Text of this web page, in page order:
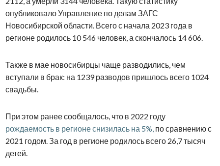
опубликовало Управление по делам ЗАГС
Новосибирской области. Всего с начала 2023 года в
регионе родилось 10 546 человек, а скончалось 14 606.
Также в мае новосибирцы чаще разводились, чем
вступали в брак: на 1239 разводов пришлось всего 1024
свадьбы.
При этом ранее сообщалось, что в 2022 году
рождаемость в регионе снизилась на 5%, по сравнению с
2021 годом.За год в регионе родилось всего 26,7 тысяч
детей.